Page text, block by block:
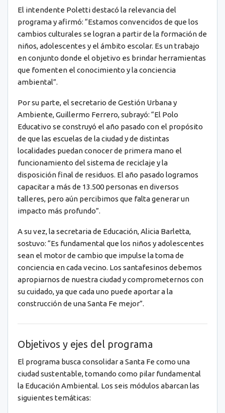
El intendente Poletti destacó la relevancia del
programa y afirmó: “Estamos convencidos de que los
cambios culturales se logran a partir de la formación de
niños, adolescentes y el ámbito escolar. Es un trabajo
en conjunto donde el objetivo es brindar herramientas
que fomenten el conocimiento y la conciencia
ambiental”.
Por su parte, el secretario de Gestión Urbana y
Ambiente, Guillermo Ferrero, subrayó: “El Polo
Educativo se construyó el año pasado con el propósito
de que las escuelas de la ciudad y de distintas
localidades puedan conocer de primera mano el
funcionamiento del sistema de reciclaje y la
disposición final de residuos. El año pasado logramos
capacitar a más de 13.500 personas en diversos
talleres, pero aún percibimos que falta generar un
impacto más profundo”.
A su vez, la secretaria de Educación, Alicia Barletta,
sostuvo: “Es fundamental que los niños y adolescentes
sean el motor de cambio que impulse la toma de
conciencia en cada vecino. Los santafesinos debemos
apropiarnos de nuestra ciudad y comprometernos con
su cuidado, ya que cada uno puede aportar a la
construcción de una Santa Fe mejor”.
Objetivos y ejes del programa
El programa busca consolidar a Santa Fe como una
ciudad sustentable, tomando como pilar fundamental
la Educación Ambiental. Los seis módulos abarcan las
siguientes temáticas: